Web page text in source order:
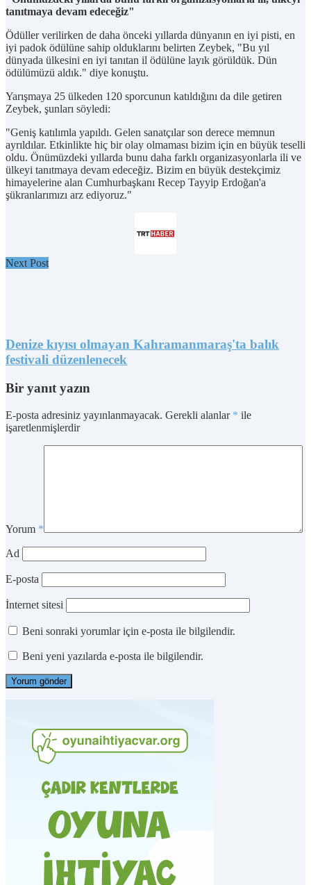
tanıtmaya devam edeceğiz"
Ödüller verilirken de daha önceki yıllarda dünyanın en iyi pisti, en
iyi padok ödülüne sahip olduklarını belirten Zeybek, "Bu yıl
dünyada ülkesini en iyi tanıtan il ödülüne layık görüldük. Dün
ödülümüzü aldık." diye konuştu.
Yarışmaya 25 ülkeden 120 sporcunun katıldığını da dile getiren
Zeybek, şunları söyledi:
"Geniş katılımla yapıldı. Gelen sanatçılar son derece memnun
ayrıldılar. Etkinlikte hiç bir olay olmaması bizim için en büyük teselli
oldu. Önümüzdeki yıllarda bunu daha farklı organizasyonlarla ili ve
ülkeyi tanıtmaya devam edeceğiz. Bizim en büyük destekçimiz
himayelerine alan Cumhurbaşkanı Recep Tayyip Erdoğan'a
şükranlarımızı arz ediyoruz."
Next Post
Denize kıyısı olmayan Kahramanmaraş'ta balık
festivali düzenlenecek
Bir yanıt yazın
E-posta adresiniz yayınlanmayacak. Gerekli alanlar * ile
işaretlenmişlerdir
Yorum *
Ad
E-posta
İnternet sitesi
Beni sonraki yorumlar için e-posta ile bilgilendir.
Beni yeni yazılarda e-posta ile bilgilendir.